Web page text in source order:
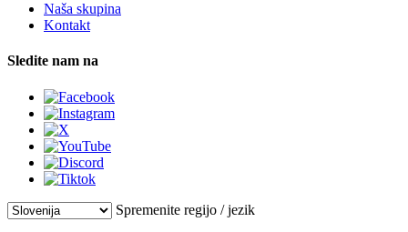
Naša skupina
Kontakt
Sledite nam na
Spremenite regijo / jezik